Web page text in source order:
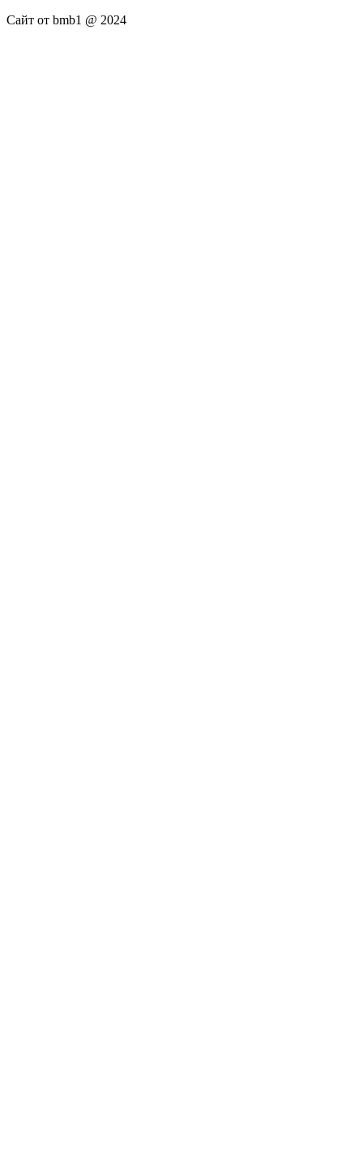
Сайт от bmb1 @ 2024